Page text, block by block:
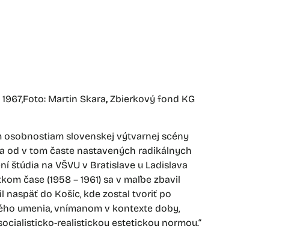
Martin Skara, Zbierkový fond KG
osobnostiam slovenskej výtvarnej scény
od v tom časte nastavených radikálnych
štúdia na VŠVU v Bratislave u Ladislava
čase (1958 – 1961) sa v maľbe zbavil
naspäť do Košíc, kde zostal tvoriť po
umenia, vnímanom v kontexte doby,
realistickou estetickou normou.“